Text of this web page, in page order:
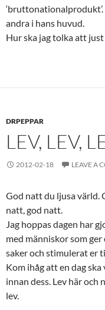
andra i hans huvud.
Hur ska jag tolka att
DRPEPPAR
LEV, LEV,
2012-02-18 LEAVE A
God natt du ljusa värld.
natt, god natt.
Jag hoppas dagen har
med människor som
saker och stimulerat er
Kom ihåg att en dag
innan dess. Lev här och
lev.